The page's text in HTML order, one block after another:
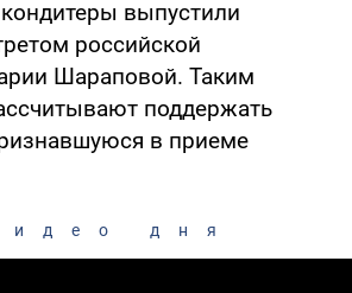
выпустили
российской
Шараповой. Таким
поддержать
в приеме
дня